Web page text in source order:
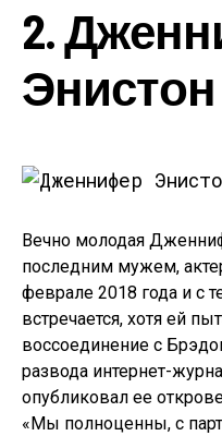
2.
Энистон
Вечно молодая
последним мужем,
феврале 2018 года и с
встречается, хотя ей
воссоединение с
развода интернет-
опубликовал ее
«Мы полноценны, с